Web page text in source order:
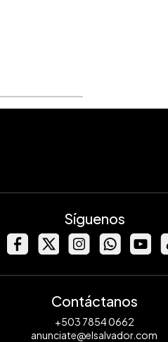
Síguenos
Contáctanos
+503 7854 0662
anunciate@elsalvador.com